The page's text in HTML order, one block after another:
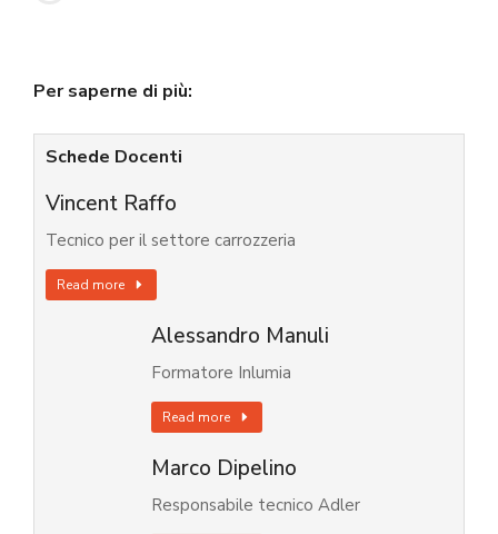
Per saperne di più:
Schede Docenti
Vincent Raffo
Tecnico per il settore carrozzeria
Read more
Alessandro Manuli
Formatore Inlumia
Read more
Marco Dipelino
Responsabile tecnico Adler